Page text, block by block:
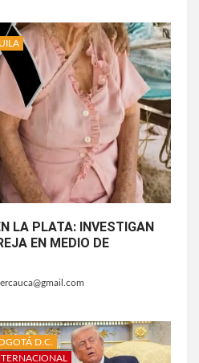
LA PLATA: INVESTIGAN
EN MEDIO DE
D.C.